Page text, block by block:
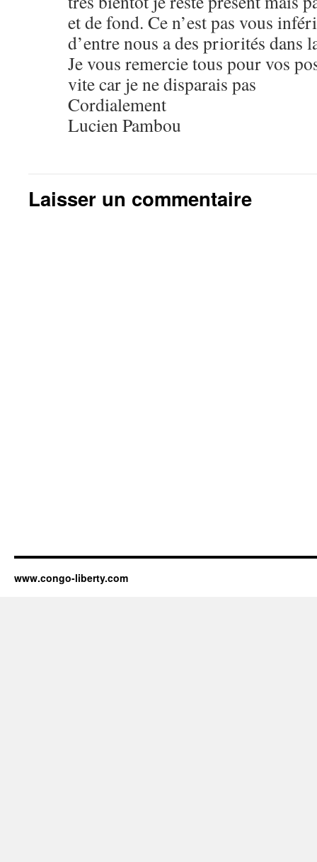
et de fond. Ce n’est pas vous
d’entre nous a des priorités dans
Je vous remercie tous pour vos
vite car je ne disparais pas
Cordialement
Lucien Pambou
Laisser un commentaire
www.congo-liberty.com